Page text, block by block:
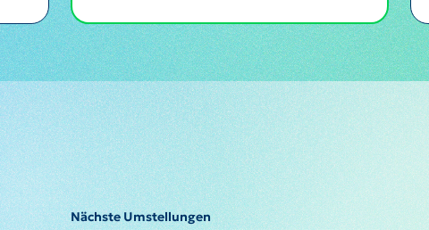
Nächste Umstellungen